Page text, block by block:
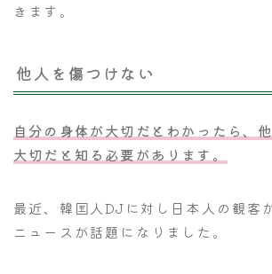
きます。
他人を傷つけない
自分の身体が大切だとわかったら、
大切だと知る必要があります。
最近、韓国人DJに対し日本人の観客
ニュースが話題になりました。